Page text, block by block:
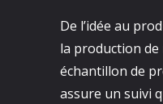
De l’idée au
la production de
échantillon de
assure un suivi